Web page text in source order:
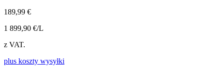
189,99 €
1 899,90 €/L
z VAT.
plus koszty wysyłki